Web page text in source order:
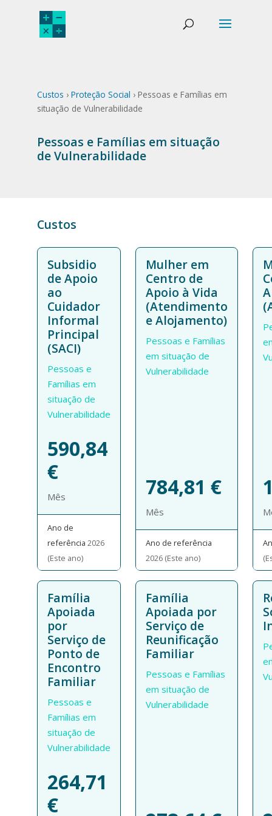
Custos › Proteção Social › Pessoas e Famílias em
situação de Vulnerabilidade
Pessoas e Famílias em situação
de Vulnerabilidade
Custos
Subsidio
de Apoio
ao
Cuidador
Informal
Principal
(SACI)
Pessoas e
Famílias em
situação de
Vulnerabilidade
590,84
€
Mês
Ano de
referência 2026
(Este ano)
Mulher em
Centro de
Apoio à Vida
(Atendimento
e Alojamento)
Pessoas e Famílias
em situação de
Vulnerabilidade
784,81 €
Mês
Ano de referência
2026 (Este ano)
Família
Apoiada
por
Serviço de
Ponto de
Encontro
Familiar
Pessoas e
Famílias em
situação de
Vulnerabilidade
264,71
€
Família
Apoiada por
Serviço de
Reunificação
Familiar
Pessoas e Famílias
em situação de
Vulnerabilidade